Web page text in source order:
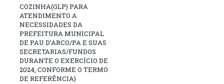
COZINHA(GLP) PARA
ATENDIMENTO A
NECESSIDADES DA
PREFEITURA MUNICIPAL
DE PAU D’ARCO/PA E SUAS
SECRETARIAS/FUNDOS
DURANTE O EXERCÍCIO DE
2024, CONFORME O TERMO
DE REFERÊNCIA)